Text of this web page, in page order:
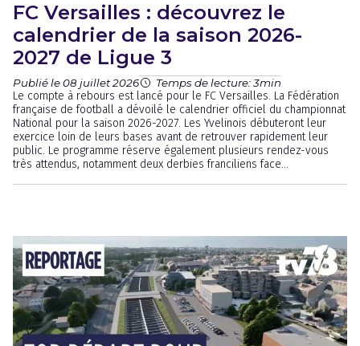
FC Versailles : découvrez le
calendrier de la saison 2026-
2027 de Ligue 3
Publié le 08 juillet 2026 Temps de lecture: 3min
Le compte à rebours est lancé pour le FC Versailles. La Fédération
française de football a dévoilé le calendrier officiel du championnat
National pour la saison 2026-2027. Les Yvelinois débuteront leur
exercice loin de leurs bases avant de retrouver rapidement leur
public. Le programme réserve également plusieurs rendez-vous
très attendus, notamment deux derbies franciliens face...